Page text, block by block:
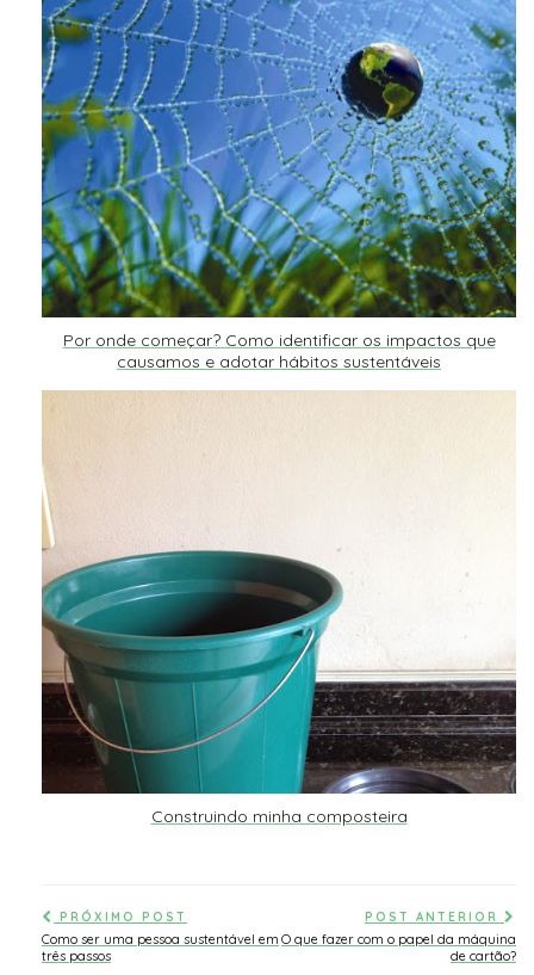
Por onde começar? Como identificar os impactos que
causamos e adotar hábitos sustentáveis
Construindo minha composteira
PRÓXIMO POST
Como ser uma pessoa sustentável em
três passos
POST ANTERIOR
O que fazer com o papel da máquina
de cartão?